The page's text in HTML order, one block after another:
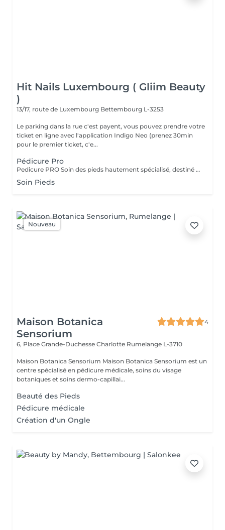
Hit Nails Luxembourg ( Gliim Beauty
)
13/17, route de Luxembourg Bettembourg L-3253
Le parking dans la rue c'est payent, vous pouvez prendre votre
ticket en ligne avec l'application Indigo Neo (prenez 30min
pour le premier ticket, c'e...
Pédicure Pro
Pedicure PRO Soin des pieds hautement spécialisé, destiné aux pieds nécessitant une attention particulière. Ce service comprend une prise en charge approfondie des ongles et cuticules, le traitement précis des callosités importantes, ainsi qu'un travail minutieux visant à améliorer le confort, l'hygiène et l'aspect général du pied Pedicure PRO + Vernis Permanent Soin expert des pieds nécessitant une attention particulière, incluant le traitement des callosités importantes, le travail précis des cuticules et des ongles, suivi de l'application d'un vernis permanent pour une finition élégante, durable et confortable.
Soin Pieds
Nouveau
Maison Botanica
Sensorium
4
6, Place Grande-Duchesse Charlotte Rumelange L-3710
Maison Botanica Sensorium Maison Botanica Sensorium est un
centre spécialisé en pédicure médicale, soins du visage
botaniques et soins dermo-capillai...
Beauté des Pieds
Pédicure médicale
Création d'un Ongle